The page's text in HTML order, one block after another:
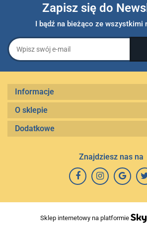
Zapisz się do
I bądź na bieżąco ze wszystkimi
Informacje
O sklepie
Dodatkowe
Znajdziesz nas na
Sklep internetowy na platformie